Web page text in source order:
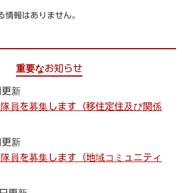
情報はありません。
重要なお知らせ
新
員を募集します（移住定住及び関係
新
員を募集します（地域コミュニティ